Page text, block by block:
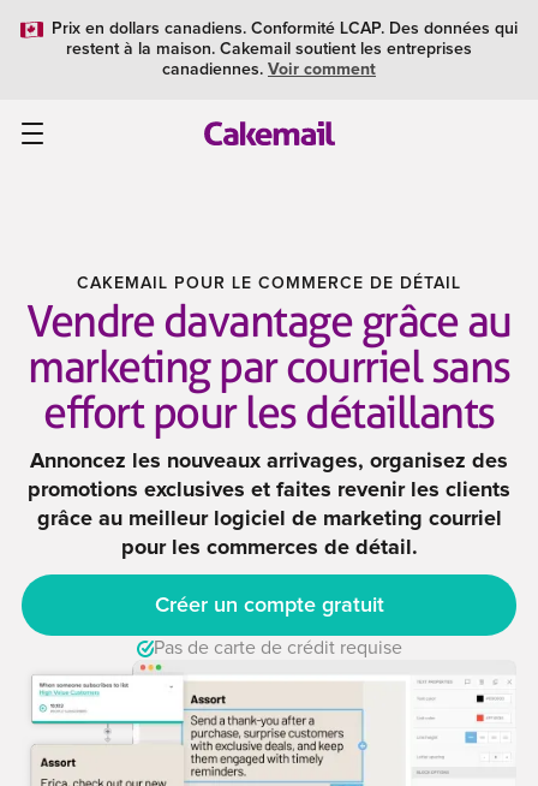
Prix en dollars canadiens. Conformité LCAP. Des données qui
restent à la maison. Cakemail soutient les entreprises
canadiennes. Voir comment
CAKEMAIL POUR LE COMMERCE DE DÉTAIL
Vendre davantage grâce au
marketing par courriel sans
effort pour les détaillants
Annoncez les nouveaux arrivages, organisez des
promotions exclusives et faites revenir les clients
grâce au meilleur logiciel de marketing courriel
pour les commerces de détail.
Créer un compte gratuit
Pas de carte de crédit requise